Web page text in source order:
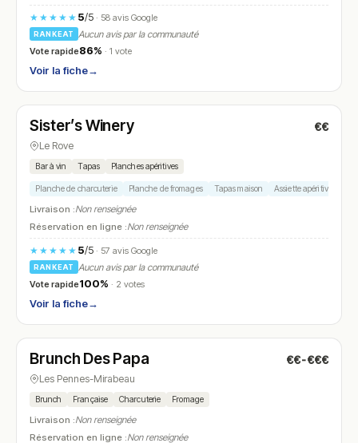
★★★★★ 5/5· 58 avis Google
RANKEAT
Aucun avis par la communauté
Vote rapide86% · 1 vote
Voir la fiche→
N° 24
Sister’s Winery €€
Le Rove
Bar à vin Tapas Planches apéritives
Planche de charcuterie Planche de fromages Tapas maison Assiette apéritive
Livraison :Non renseignée
Réservation en ligne :Non renseignée
★★★★★ 5/5· 57 avis Google
RANKEAT
Aucun avis par la communauté
Vote rapide100% · 2 votes
Voir la fiche→
N° 25
Brunch Des Papa €€-€€€
Les Pennes-Mirabeau
Brunch Française Charcuterie Fromage
Livraison :Non renseignée
Réservation en ligne :Non renseignée